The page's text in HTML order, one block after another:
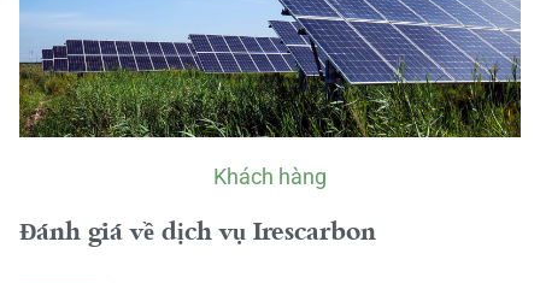
Khách hàng
Đánh giá về dịch vụ Irescarbon